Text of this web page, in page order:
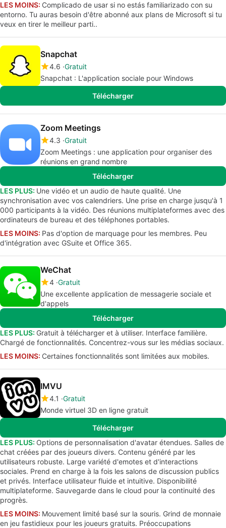
LES MOINS: Complicado de usar si no estás familiarizado con su
entorno. Tu auras besoin d'être abonné aux plans de Microsoft si tu
veux en tirer le meilleur parti..
Snapchat
4.6 Gratuit
Snapchat : L'application sociale pour Windows
Télécharger
Zoom Meetings
4.3 Gratuit
Zoom Meetings : une application pour organiser des
réunions en grand nombre
Télécharger
LES PLUS: Une vidéo et un audio de haute qualité. Une
synchronisation avec vos calendriers. Une prise en charge jusqu'à 1
000 participants à la vidéo. Des réunions multiplateformes avec des
ordinateurs de bureau et des téléphones portables.
LES MOINS: Pas d'option de marquage pour les membres. Peu
d'intégration avec GSuite et Office 365.
WeChat
4 Gratuit
Une excellente application de messagerie sociale et
d'appels
Télécharger
LES PLUS: Gratuit à télécharger et à utiliser. Interface familière.
Chargé de fonctionnalités. Concentrez-vous sur les médias sociaux.
LES MOINS: Certaines fonctionnalités sont limitées aux mobiles.
IMVU
4.1 Gratuit
Monde virtuel 3D en ligne gratuit
Télécharger
LES PLUS: Options de personnalisation d'avatar étendues. Salles de
chat créées par des joueurs divers. Contenu généré par les
utilisateurs robuste. Large variété d'emotes et d'interactions
sociales. Prend en charge à la fois les salons de discussion publics
et privés. Interface utilisateur fluide et intuitive. Disponibilité
multiplateforme. Sauvegarde dans le cloud pour la continuité des
progrès.
LES MOINS: Mouvement limité basé sur la souris. Grind de monnaie
en jeu fastidieux pour les joueurs gratuits. Préoccupations